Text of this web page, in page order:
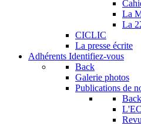
La
La
CICLIC
La presse écrite
Adhérents Identifiez-vous
Back
Galerie photos
Publications de
Back